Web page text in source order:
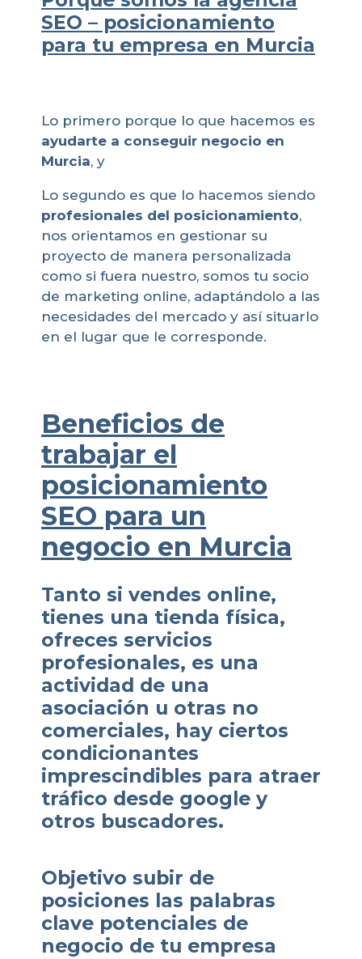
SEO – posicionamiento
para tu empresa en Murcia
Lo primero porque lo que hacemos es
ayudarte a conseguir negocio en
Murcia, y
Lo segundo es que lo hacemos siendo
profesionales del posicionamiento,
nos orientamos en gestionar su
proyecto de manera personalizada
como si fuera nuestro, somos tu socio
de marketing online, adaptándolo a las
necesidades del mercado y así situarlo
en el lugar que le corresponde.
Beneficios de
trabajar el
posicionamiento
SEO para un
negocio en Murcia
Tanto si vendes online,
tienes una tienda física,
ofreces servicios
profesionales, es una
actividad de una
asociación u otras no
comerciales, hay ciertos
condicionantes
imprescindibles para atraer
tráfico desde google y
otros buscadores.
Objetivo subir de
posiciones las palabras
clave potenciales de
negocio de tu empresa